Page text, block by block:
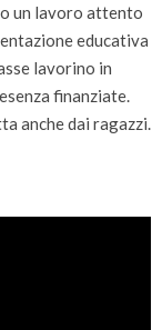
un lavoro attento
educativa
lavorino in
finanziate.
anche dai ragazzi.